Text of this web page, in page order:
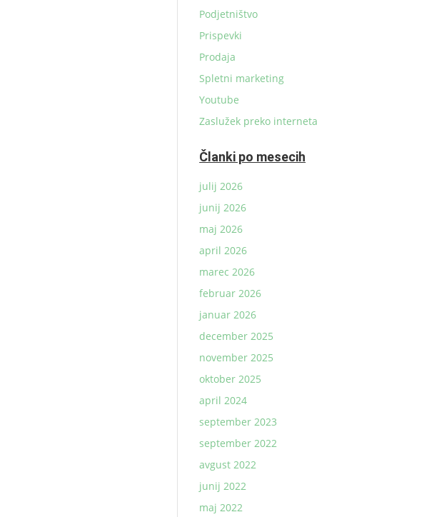
Podjetništvo
Prispevki
Prodaja
Spletni marketing
Youtube
Zaslužek preko interneta
Članki po mesecih
julij 2026
junij 2026
maj 2026
april 2026
marec 2026
februar 2026
januar 2026
december 2025
november 2025
oktober 2025
april 2024
september 2023
september 2022
avgust 2022
junij 2022
maj 2022